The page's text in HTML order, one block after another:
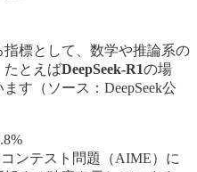
標として、数学や推論系の
たとえばDeepSeek-R1の場
す（ソース：DeepSeek公
ンテスト問題（AIME）に